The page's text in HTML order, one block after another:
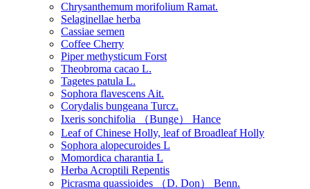
Chrysanthemum morifolium Ramat.
Selaginellae herba
Cassiae semen
Coffee Cherry
Piper methysticum Forst
Theobroma cacao L.
Tagetes patula L.
Sophora flavescens Ait.
Corydalis bungeana Turcz.
Ixeris sonchifolia （Bunge） Hance
Leaf of Chinese Holly, leaf of Broadleaf Holly
Sophora alopecuroides L
Momordica charantia L
Herba Acroptili Repentis
Picrasma quassioides （D. Don） Benn.